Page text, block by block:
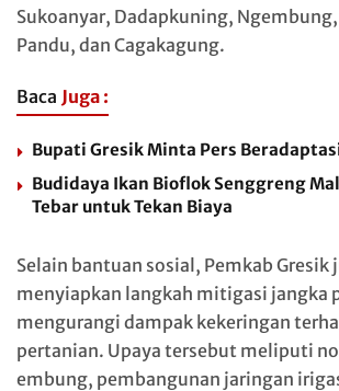
Sukoanyar, Dadapkuning,
Pandu, dan Cagakagung.
Baca Juga :
Bupati Gresik Minta Pers
Budidaya Ikan Bioflok Senggreng
Tebar untuk Tekan Biaya
Selain bantuan sosial, Pemkab Gresik
menyiapkan langkah mitigasi jangka
mengurangi dampak kekeringan
pertanian. Upaya tersebut meliputi
embung, pembangunan jaringan